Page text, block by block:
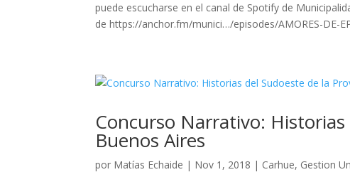
puede escucharse en el canal de Spotify de
de https://anchor.fm/munici…/episodes/AMORES-DE-
Concurso Narrativo:
Buenos Aires
por Matías Echaide | Nov 1, 2018 | Carhue, Gestion